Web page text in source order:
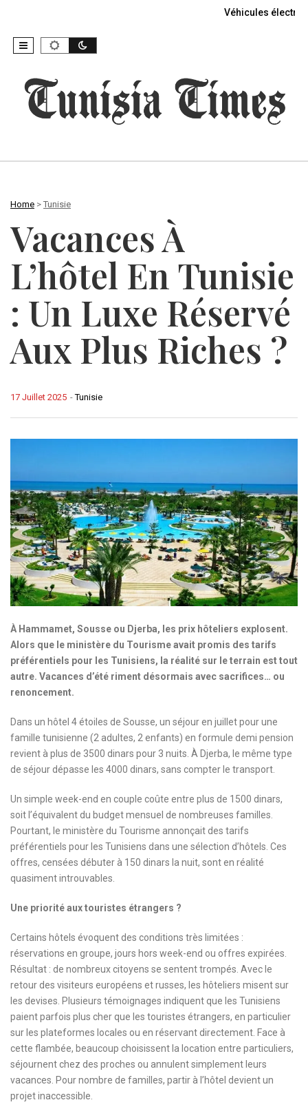
Véhicules
Home > Tunisie
Vacances À
L’hôtel En Tunisie
: Un Luxe Réservé
Aux Plus Riches ?
-Tunisie
17 Juillet 2025
À Hammamet, Sousse ou Djerba, les prix hôteliers explosent.
Alors que le ministère du Tourisme avait promis des tarifs
préférentiels pour les Tunisiens, la réalité sur le terrain est tout
autre. Vacances d’été riment désormais avec sacrifices… ou
renoncement.
Dans un hôtel 4 étoiles de Sousse, un séjour en juillet pour une
famille tunisienne (2 adultes, 2 enfants) en formule demi pension
revient à plus de 3500 dinars pour 3 nuits. À Djerba, le même type
de séjour dépasse les 4000 dinars, sans compter le transport.
Un simple week-end en couple coûte entre plus de 1500 dinars,
soit l’équivalent du budget mensuel de nombreuses familles.
Pourtant, le ministère du Tourisme annonçait des tarifs
préférentiels pour les Tunisiens dans une sélection d’hôtels. Ces
offres, censées débuter à 150 dinars la nuit, sont en réalité
quasiment introuvables.
Une priorité aux touristes étrangers ?
Certains hôtels évoquent des conditions très limitées :
réservations en groupe, jours hors week-end ou offres expirées.
Résultat : de nombreux citoyens se sentent trompés. Avec le
retour des visiteurs européens et russes, les hôteliers misent sur
les devises. Plusieurs témoignages indiquent que les Tunisiens
paient parfois plus cher que les touristes étrangers, en particulier
sur les plateformes locales ou en réservant directement. Face à
cette flambée, beaucoup choisissent la location entre particuliers,
séjournent chez des proches ou annulent simplement leurs
vacances. Pour nombre de familles, partir à l’hôtel devient un
projet inaccessible.